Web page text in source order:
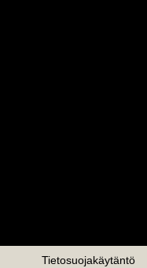
Tietosuojakäytäntö